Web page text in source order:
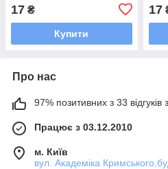
17 ₴
Купити
17
Про нас
97% позитивних з 33 відгуків
Працює з 03.12.2010
м. Київ
вул. Академіка